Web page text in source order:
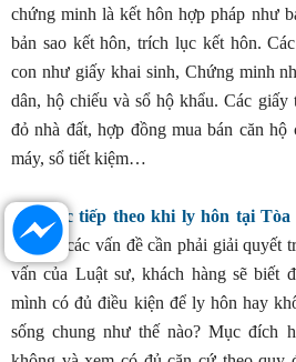
chứng minh là kết hôn hợp pháp như
bản sao kết hôn, trích lục kết hôn.
con như giấy khai sinh, Chứng minh
dân, hộ chiếu và sổ hộ khẩu. Các giấy
đỏ nhà đất, hợp đồng mua bán căn
máy, sổ tiết kiệm…
Thủ tục tiếp theo khi ly hôn tại Tòa
định rõ các vấn đề cần phải giải
vấn của Luật sư, khách hàng sẽ biết
mình có đủ điều kiện để ly hôn hay
sống chung như thế nào? Mục đích